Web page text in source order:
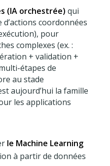
(IA orchestrée) qui
coordonnées
pour
complexes (ex. :
+ validation +
étapes de
au stade
aujourd’hui la famille
les applications
le Machine Learning
à partir de données